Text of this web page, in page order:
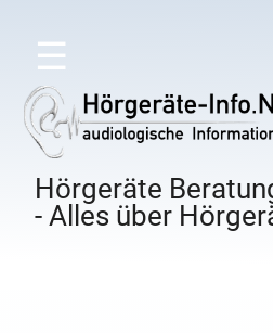
☰
Hörgeräte
- Alles über